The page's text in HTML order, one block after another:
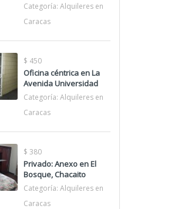
Categoría: Alquileres en
Caracas
$ 450
Oficina céntrica en La
Avenida Universidad
Categoría: Alquileres en
Caracas
$ 380
Privado: Anexo en El
Bosque, Chacaito
Categoría: Alquileres en
Caracas